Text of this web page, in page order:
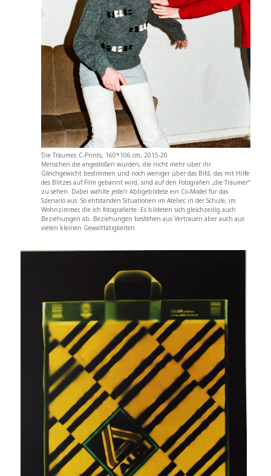
Die Träumer, C-Prints, 160*106 cm, 2015-20
Menschen die angestoßen wurden, die nicht mehr über ihr
Gleichgewicht bestimmen und noch weniger über das Bild, das mit Hilfe
des Blitzes auf Film gebannt wird, sind auf den Fotografien „die Träumer“
zu sehen. Dabei wählte jede/r Abbgebildete ein Co-Model für das
Szenario aus. So entstanden Situationen im Atelier, in der Schule, im
Wohnzimmer, die ich fotografierte. Es bildeten sich gleichzeitig auch
Beziehungen ab. Beziehungen bestehen aus Vertrauen aber auch aus
vielen kleinen Gewalttätigkeiten.